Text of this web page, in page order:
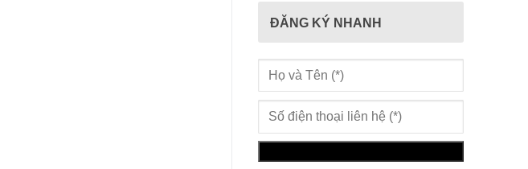
ĐĂNG KÝ NHANH